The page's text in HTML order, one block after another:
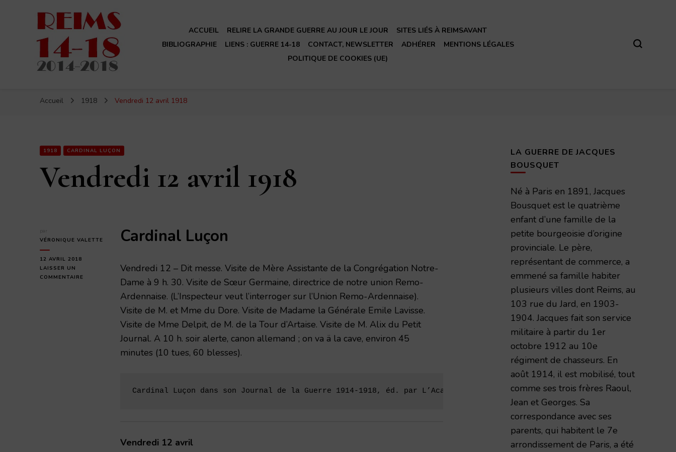
ACCUEIL RELIRE LA GRANDE GUERRE AU JOUR LE JOUR
SITES LIÉS À REIMSAVANT
BIBLIOGRAPHIE
LIENS : GUERRE 14-18 CONTACT, NEWSLETTER ADHÉRER
MENTIONS LÉGALES
POLITIQUE DE COOKIES (UE)
Accueil 1918 Vendredi 12 avril 1918
1918 CARDINAL LUÇON
Vendredi 12 avril 1918
VÉRONIQUE VALETTE
12 AVRIL 2018
LAISSER UN
COMMENTAIRE
Cardinal Luçon
Vendredi 12 – Dit messe. Visite de Mère Assistante de la Congrégation Notre-
Dame à 9 h. 30. Visite de Sœur Germaine, directrice de notre union Remo-
Ardennaise. (L’Inspecteur veut l’interroger sur l’Union Remo-Ardennaise).
Visite de M. et Mme du Dore. Visite de Madame la Générale Emile Lavisse.
Visite de Mme Delpit, de M. de la Tour d’Artaise. Visite de M. Alix du Petit
Journal. A 10 h. soir alerte, canon allemand ; on va ä la cave, environ 45
minutes (10 tues, 60 blesses).
Cardinal Luçon dans son Journal de la Guerre 1914-1918, éd. par L’Académie Nationale de Reims – 1998 – TAR volume 173
Vendredi 12 avril
LA GUERRE DE JACQUES
BOUSQUET
Né à Paris en 1891, Jacques
Bousquet est le quatrième
enfant d’une famille de la
petite bourgeoisie d’origine
provinciale. Le père,
représentant de commerce, a
emmené sa famille habiter
plusieurs villes dont Reims, au
103 rue du Jard, en 1903-
1904. Jacques fait son service
militaire à partir du 1er
octobre 1912 au 10e
régiment de chasseurs. En
août 1914, il est mobilisé, tout
comme ses trois frères Raoul,
Jean et Georges. Sa
correspondance avec ses
parents, qui habitent le 7e
arrondissement de Paris, a été